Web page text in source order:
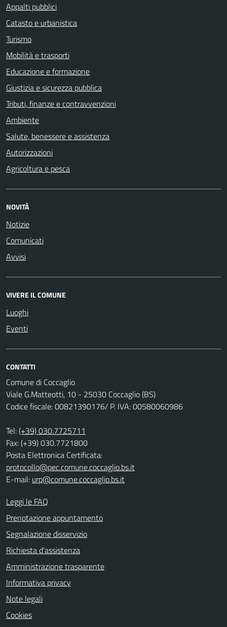
Appalti pubblici
Catasto e urbanistica
Turismo
Mobilità e trasporti
Educazione e formazione
Giustizia e sicurezza pubblica
Tributi, finanze e contravvenzioni
Ambiente
Salute, benessere e assistenza
Autorizzazioni
Agricoltura e pesca
NOVITÀ
Notizie
Comunicati
Avvisi
VIVERE IL COMUNE
Luoghi
Eventi
CONTATTI
Comune di Coccaglio
Viale G.Matteotti, 10 - 25030 Coccaglio (BS)
Codice fiscale: 00821390176/ P. IVA: 00580060986
Tel:(+39) 030.7725711
Fax: (+39) 030.7721800
Posta Elettronica Certificata:
protocollo@pec.comune.coccaglio.bs.it
E-mail: urp@comune.coccaglio.bs.it
Leggi le FAQ
Prenotazione appuntamento
Segnalazione disservizio
Richiesta d'assistenza
Amministrazione trasparente
Informativa privacy
Note legali
Cookies